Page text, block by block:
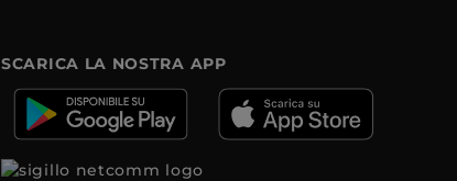
SCARICA LA NOSTRA APP